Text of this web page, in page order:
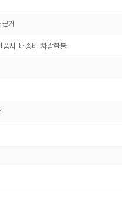
거
시 배송비 차감환불